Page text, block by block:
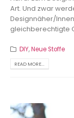
Art. Und zwar
Designnäher/
gleichberechtigte
DIY,Neue Stoffe
READ MORE...